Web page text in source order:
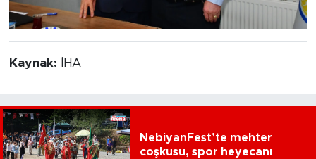
Kaynak: İHA
NebiyanFest’te mehter
coşkusu, spor heyecanı